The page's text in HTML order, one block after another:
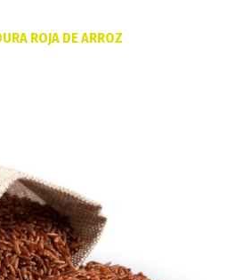
ROJA DE ARROZ